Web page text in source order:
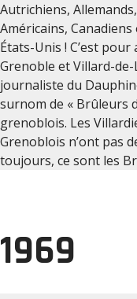
Autrichiens,
Américains,
États-Unis ! C’est
Grenoble et Villard-de-
journaliste du
surnom de « Brûleurs
grenoblois. Les
Grenoblois n’ont pas
toujours, ce sont les
1969